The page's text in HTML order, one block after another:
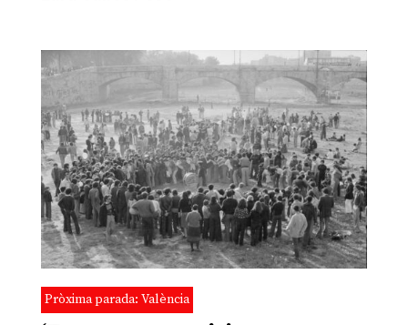
Pròxima parada: València